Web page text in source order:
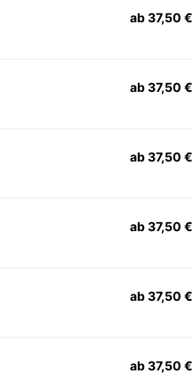
ab 37,50 €
ab 37,50 €
ab 37,50 €
ab 37,50 €
ab 37,50 €
ab 37,50 €